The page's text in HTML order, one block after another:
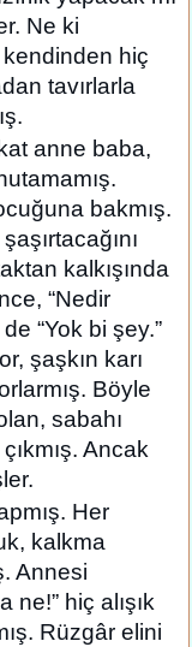
Ne ki
kendinden hiç
tavırlarla
anne baba,
bakmış.
kalkışında
“Nedir
“Yok bi şey.”
şaşkın karı
Böyle
sabahı
Ancak
Her
kalkma
Annesi
hiç alışık
Rüzgâr elini